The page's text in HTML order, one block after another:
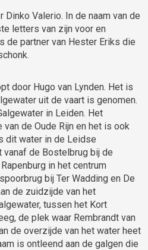
Valerio. In de naam van de
letters van zijn voor en
de partner van Hester Eriks die
door Hugo van Lynden. Het is
uit de vaart is genomen.
in Leiden. Het
de Oude Rijn en het is ook
dit water in de Leidse
de Bostelbrug bij de
in het centrum
bij Ter Wadding en De
de zuidzijde van het
tussen het Kort
de plek waar Rembrandt van
de overzijde van het water heet
is ontleend aan de galgen die